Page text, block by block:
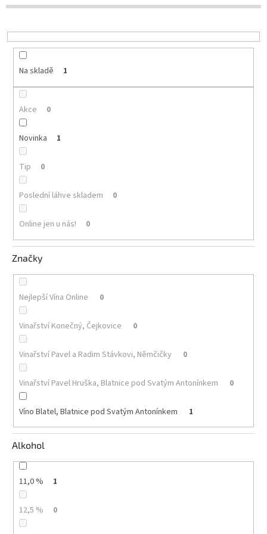
k
vínu
Akční
nabídka
Dárkové
poukazy
Získat
Blog
Mladé
Svatomartinské
Prodej
nabídka
Poslední
láhve
skladem
Cuvée
vína
Klarety
podle
jakosti
Víno
obsahu
cukru
Dárkové
k
t
Na skladě 1
Akce 0
Novinka 1
Tip 0
Poslední láhve skladem 0
Online jen u nás! 0
Značky
Nejlepší Vína Online 0
Vinařství Konečný, Čejkovice 0
Vinařství Pavel a Radim Stávkovi, Němčičky 0
Vinařství Pavel Hruška, Blatnice pod Svatým Antonínkem 0
Víno Blatel, Blatnice pod Svatým Antonínkem 1
Alkohol
11,0 % 1
12,5 % 0